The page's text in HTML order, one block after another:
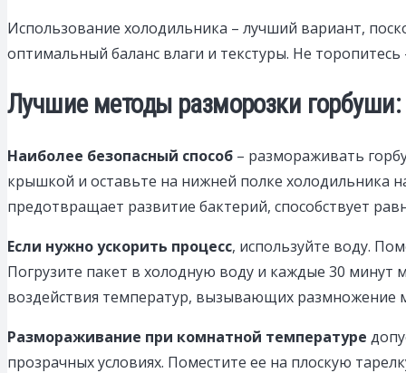
Использование холодильника – лучший вариант,
оптимальный баланс влаги и текстуры. Не
Лучшие методы разморозки
Наиболее безопасный способ – размораживать
крышкой и оставьте на нижней полке холодильника
предотвращает развитие бактерий, способствует
Если нужно ускорить процесс, используйте воду.
Погрузите пакет в холодную воду и каждые 30 минут
воздействия температур, вызывающих размножение
Размораживание при комнатной температуре
прозрачных условиях. Поместите ее на плоскую